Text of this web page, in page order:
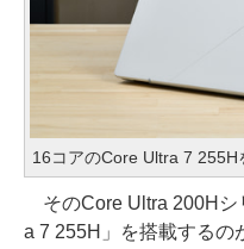
16コアのCore Ultra 7 255H
そのCore Ultra 200Hシ
a 7 255H」を搭載するの